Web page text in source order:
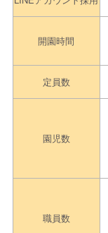
開園時間
定員数
園児数
職員数